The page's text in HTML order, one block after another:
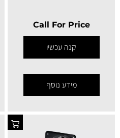
Call For Price
קנה עכשיו
מידע נוסף